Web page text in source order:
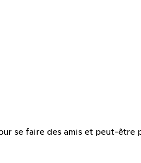
se faire des amis et peut-